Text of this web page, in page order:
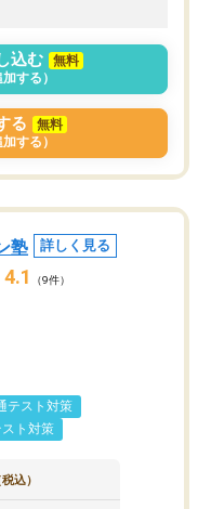
込む
無料
する）
る
無料
する）
塾 詳しく見る
4.1 （9件）
テスト対策
ト対策
税込）